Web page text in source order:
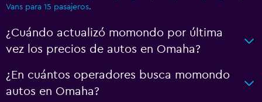
Vans para 15 pasajeros.
¿Cuándo actualizó momondo por última
vez los precios de autos en Omaha?
¿En cuántos operadores busca momondo
autos en Omaha?